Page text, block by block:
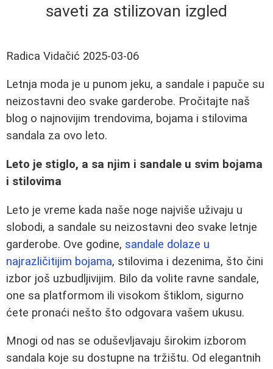
saveti za stilizovan izgled
Radica Vidačić 2025-03-06
Letnja moda je u punom jeku, a sandale i papuče su
neizostavni deo svake garderobe. Pročitajte naš
blog o najnovijim trendovima, bojama i stilovima
sandala za ovo leto.
Leto je stiglo, a sa njim i sandale u svim bojama
i stilovima
Leto je vreme kada naše noge najviše uživaju u
slobodi, a sandale su neizostavni deo svake letnje
garderobe. Ove godine, sandale dolaze u
najrazličitijim bojama, stilovima i dezenima, što čini
izbor još uzbudljivijim. Bilo da volite ravne sandale,
one sa platformom ili visokom štiklom, sigurno
ćete pronaći nešto što odgovara vašem ukusu.
Mnogi od nas se oduševljavaju širokim izborom
sandala koje su dostupne na tržištu. Od elegantnih